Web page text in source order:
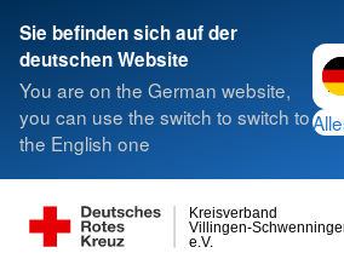
Sie befinden sich auf der
deutschen Website
You are on the German website,
you can use the switch to switch to
the English one
e.V.
Villingen-
Kreisverband